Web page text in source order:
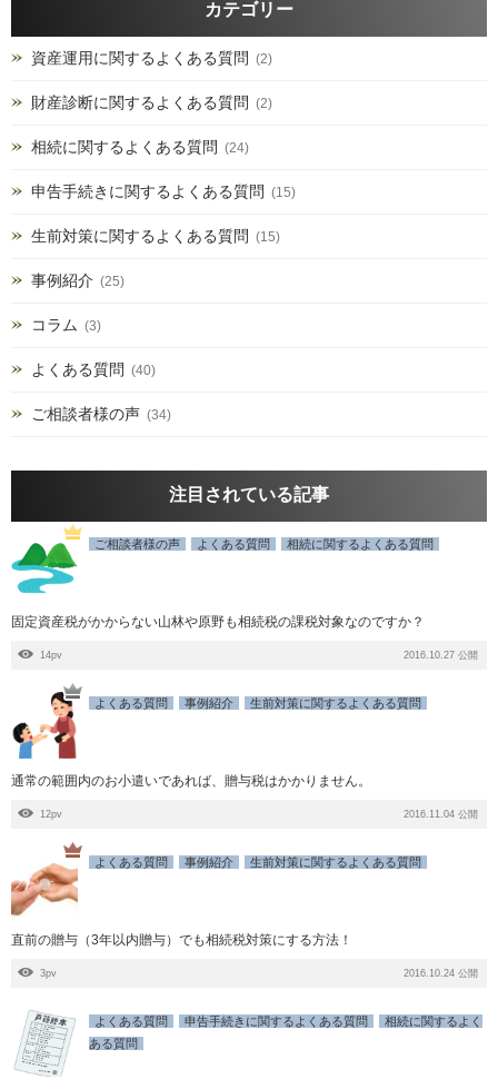
カテゴリー
資産運用に関するよくある質問 (2)
財産診断に関するよくある質問 (2)
相続に関するよくある質問 (24)
申告手続きに関するよくある質問 (15)
生前対策に関するよくある質問 (15)
事例紹介 (25)
コラム (3)
よくある質問 (40)
ご相談者様の声 (34)
注目されている記事
ご相談者様の声 よくある質問 相続に関するよくある質問
固定資産税がかからない山林や原野も相続税の課税対象なのですか？
14pv 2016.10.27 公開
よくある質問 事例紹介 生前対策に関するよくある質問
通常の範囲内のお小遣いであれば、贈与税はかかりません。
12pv 2016.11.04 公開
よくある質問 事例紹介 生前対策に関するよくある質問
直前の贈与（3年以内贈与）でも相続税対策にする方法！
3pv 2016.10.24 公開
よくある質問 申告手続きに関するよくある質問
相続に関するよく
ある質問